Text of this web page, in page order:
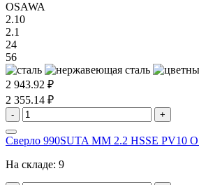
OSAWA
2.10
2.1
24
56
2 943.92 ₽
2 355.14 ₽
- +
Сверло 990SUTA MM 2.2 HSSE PV10
На складе: 9